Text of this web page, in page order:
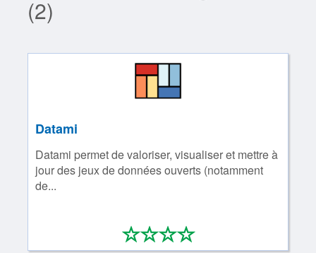
(2)
Datami
Datami permet de valoriser, visualiser et mettre à
jour des jeux de données ouverts (notamment
de...
****
0/4